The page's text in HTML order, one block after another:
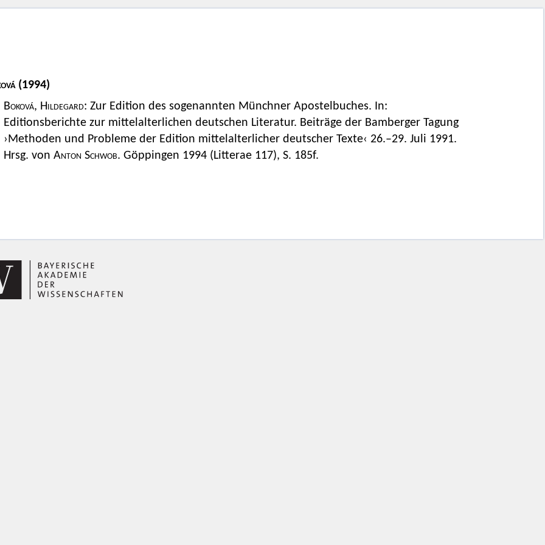
(1994)
Boková, Hildegard: Zur Edition des sogenannten Münchner Apostelbuches. In:
Editionsberichte zur mittelalterlichen deutschen Literatur. Beiträge der Bamberger Tagung
›Methoden und Probleme der Edition mittelalterlicher deutscher Texte‹ 26.–29. Juli 1991.
Hrsg. von Anton Schwob. Göppingen 1994 (Litterae 117), S. 185f.